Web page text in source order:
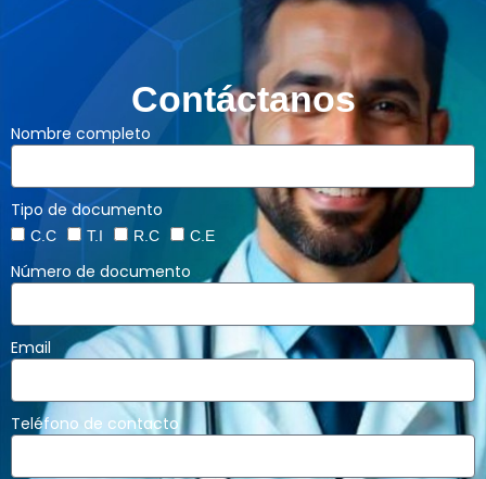
Contáctanos
Nombre completo
Tipo de documento
C.C T.I R.C C.E
Número de documento
Email
Teléfono de contacto